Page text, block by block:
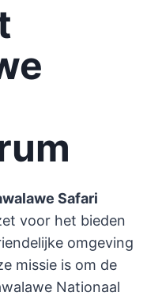
Safari
voor het bieden
omgeving
missie is om de
Nationaal